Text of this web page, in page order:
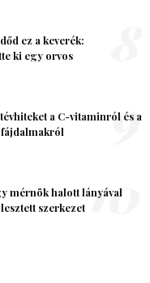
ez a keverék:
ki egy orvos
a C-vitaminról és a
9
mérnök halott lányával
szerkezet 10